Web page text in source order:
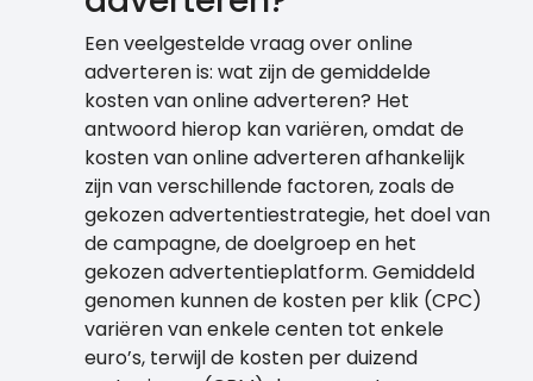
Een veelgestelde vraag over online
adverteren is: wat zijn de gemiddelde
kosten van online adverteren? Het
antwoord hierop kan variëren, omdat de
kosten van online adverteren afhankelijk
zijn van verschillende factoren, zoals de
gekozen advertentiestrategie, het doel van
de campagne, de doelgroep en het
gekozen advertentieplatform. Gemiddeld
genomen kunnen de kosten per klik (CPC)
variëren van enkele centen tot enkele
euro’s, terwijl de kosten per duizend